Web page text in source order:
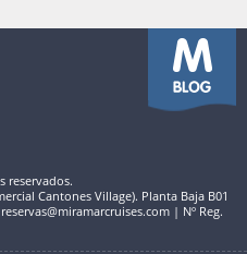
reservados.
Cantones Village). Planta Baja B01
| Nº Reg.